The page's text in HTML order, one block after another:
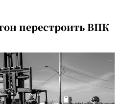
перестроить ВПК